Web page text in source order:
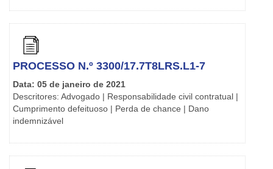
PROCESSO N.º 3300/17.7T8LRS.L1-7
Data: 05 de janeiro de 2021
Descritores: Advogado | Responsabilidade civil contratual |
Cumprimento defeituoso | Perda de chance | Dano
indemnizável